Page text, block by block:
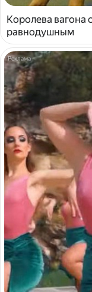
Королева вагона
равнодушным